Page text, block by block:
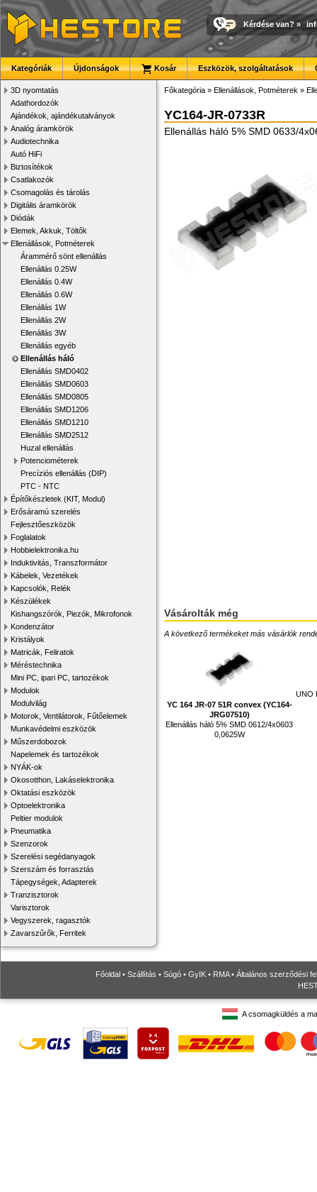
Kérdése van? »
Kategóriák Újdonságok Kosár Eszközök, szolgáltatások
3D nyomtatás
Adathordozók
Ajándékok, ajándékutalványok
Analóg áramkörök
Audiotechnika
Autó HiFi
Biztosítékok
Csatlakozók
Csomagolás és tárolás
Digitális áramkörök
Diódák
Elemek, Akkuk, Töltők
Ellenállások, Potméterek
Árammérő sönt ellenállás
Ellenállás 0.25W
Ellenállás 0.4W
Ellenállás 0.6W
Ellenállás 1W
Ellenállás 2W
Ellenállás 3W
Ellenállás egyéb
Ellenállás háló
Ellenállás SMD0402
Ellenállás SMD0603
Ellenállás SMD0805
Ellenállás SMD1206
Ellenállás SMD1210
Ellenállás SMD2512
Huzal ellenállás
Potenciométerek
Precíziós ellenállás (DIP)
PTC - NTC
Építőkészletek (KIT, Modul)
Erősáramú szerelés
Fejlesztőeszközök
Foglalatok
Hobbielektronika.hu
Induktivitás, Transzformátor
Kábelek, Vezetékek
Kapcsolók, Relék
Készülékek
Kishangszórók, Piezók, Mikrofonok
Kondenzátor
Kristályok
Matricák, Feliratok
Méréstechnika
Mini PC, ipari PC, tartozékok
Modulok
Modulvilág
Motorok, Ventilátorok, Fűtőelemek
Munkavédelmi eszközök
Műszerdobozok
Napelemek és tartozékok
NYÁK-ok
Okosotthon, Lakáselektronika
Oktatási eszközök
Optoelektronika
Peltier modulok
Pneumatika
Szenzorok
Szerelési segédanyagok
Szerszám és forrasztás
Tápegységek, Adapterek
Tranzisztorok
Varisztorok
Vegyszerek, ragasztók
Zavarszűrők, Ferritek
Főkategória » Ellenállások, Potméterek »
YC164-JR-0733R
Ellenállás háló 5% SMD 0633/
Vásárolták még
A következő termékeket más vásárlók
YC 164 JR-07 51R convex (YC164-
JRG07510)
Ellenállás háló 5% SMD 0612/4x0603
0,0625W
UNO
Főoldal • Szállítás • Súgó • GyIK • RMA• Általános szerződési
A csomagküldés a